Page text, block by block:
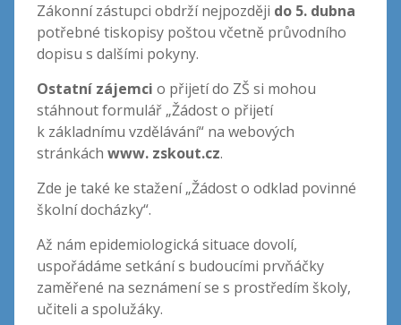
Zákonní zástupci obdrží nejpozději do 5. dubna
potřebné tiskopisy poštou včetně průvodního
dopisu s dalšími pokyny.
Ostatní zájemci o přijetí do ZŠ si mohou
stáhnout formulář „Žádost o přijetí
k základnímu vzdělávání“ na webových
stránkách www. zskout.cz.
Zde je také ke stažení „Žádost o odklad povinné
školní docházky“.
Až nám epidemiologická situace dovolí,
uspořádáme setkání s budoucími prvňáčky
zaměřené na seznámení se s prostředím školy,
učiteli a spolužáky.